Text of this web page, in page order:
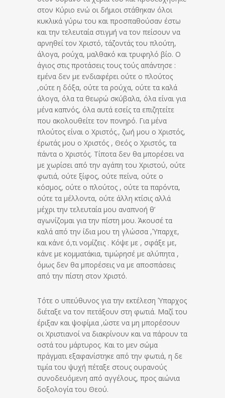
στον Κύριο ενώ οι δήμιοι στάθηκαν όλοι
κυκλικά γύρω του και προσπαθούσαν έστω
και την τελευταία στιγμή να τον πείσουν να
αρνηθεί τον Χριστό, τάζοντάς του πλούτη,
άλογα, ρούχα, μαλθακό και τρυφηλό βίο. Ο
άγιος στις προτάσεις τους τούς απάντησε :
εμένα δεν με ενδιαφέρει ούτε ο πλούτος
,ούτε η δόξα, ούτε τα ρούχα, ούτε τα καλά
άλογα, όλα τα θεωρώ σκύβαλα, όλα είναι για
μένα καπνός, όλα αυτά εσείς τα επιζητείτε
που ακολουθείτε τον πονηρό. Για μένα
πλούτος είναι ο Χριστός., ζωή μου ο Χριστός,
έρωτάς μου ο Χριστός , Θεός ο Χριστός, τα
πάντα ο Χριστός. Τίποτα δεν θα μπορέσει να
με χωρίσει από την αγάπη του Χριστού, ούτε
φωτιά, ούτε ξίφος, ούτε πείνα, ούτε ο
κόσμος, ούτε ο πλούτος , ούτε τα παρόντα,
ούτε τα μέλλοντα, ούτε άλλη κτίσις αλλά
μέχρι την τελευταία μου αναπνοή θ’
αγωνίζομαι για την πίστη μου. Άκουσέ τα
καλά από την ίδια μου τη γλώσσα ,Ύπαρχε,
και κάνε ό,τι νομίζεις . Κόψε με , σφάξε με,
κάνε με κομματάκια, τιμώρησέ με αλύπητα ,
όμως δεν θα μπορέσεις να με αποσπάσεις
από την πίστη στον Χριστό.
Τότε ο υπεύθυνος για την εκτέλεση Ύπαρχος
διέταξε να τον πετάξουν στη φωτιά. Μαζί του
έριξαν και ψοφίμια ,ώστε να μη μπορέσουν
οι Χριστιανοί να διακρίνουν και να πάρουν τα
οστά του μάρτυρος. Και το μεν σώμα
πράγματι εξαφανίστηκε από την φωτιά, η δε
τιμία του ψυχή πέταξε στους ουρανούς
συνοδευόμενη από αγγέλους, προς αιώνια
δοξολογία του Θεού.